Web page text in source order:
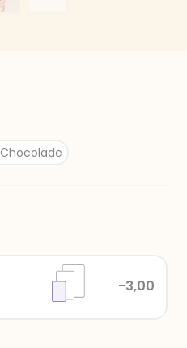
Chocolade
-3,00